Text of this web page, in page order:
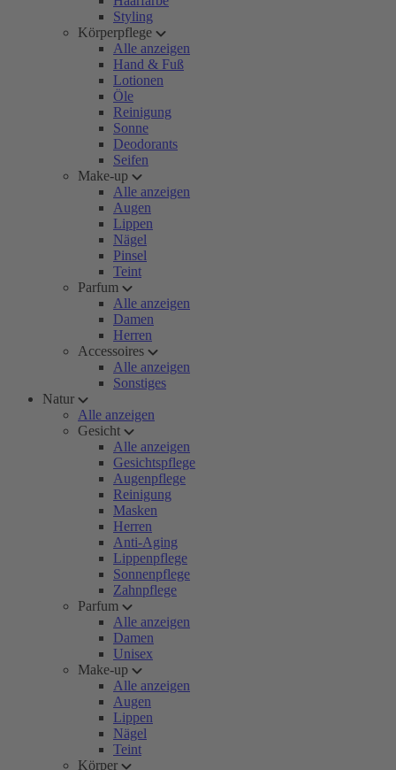
Styling
Körperpflege
Alle anzeigen
Hand & Fuß
Lotionen
Öle
Reinigung
Sonne
Deodorants
Seifen
Make-up
Alle anzeigen
Augen
Lippen
Nägel
Pinsel
Teint
Parfum
Alle anzeigen
Damen
Herren
Accessoires
Alle anzeigen
Sonstiges
Natur
Alle anzeigen
Gesicht
Alle anzeigen
Gesichtspflege
Augenpflege
Reinigung
Masken
Herren
Anti-Aging
Lippenpflege
Sonnenpflege
Zahnpflege
Parfum
Alle anzeigen
Damen
Unisex
Make-up
Alle anzeigen
Augen
Lippen
Nägel
Teint
Körper